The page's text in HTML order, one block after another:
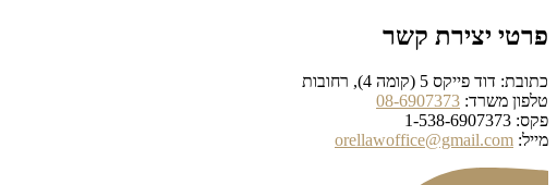
פרטי יצירת קשר
כתובת: דוד פייקס 5 (קומה 4), רחובות
טלפון משרד: 08-6907373
פקס: 1-538-6907373
מייל: orellawoffice@gmail.com